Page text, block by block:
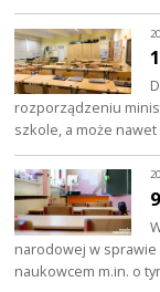
rozporządzeniu
szkole, a może
narodowej w
naukowcem m.in. o